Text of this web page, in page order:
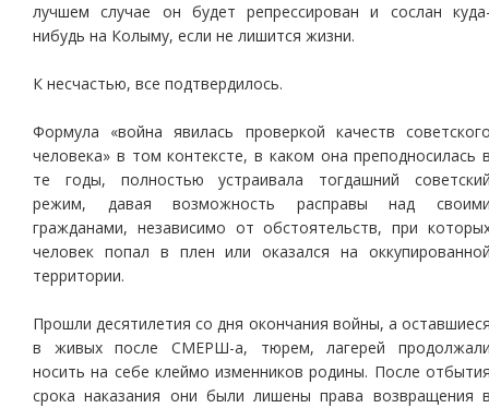
лучшем случае он будет репрессирован и сослан
нибудь на Колыму, если не лишится жизни.
К несчастью, все подтвердилось.
Формула «война явилась проверкой качеств
человека» в том контексте, в каком она преподносилась
те годы, полностью устраивала тогдашний
режим, давая возможность расправы над
гражданами, независимо от обстоятельств, при
человек попал в плен или оказался на
территории.
Прошли десятилетия со дня окончания войны, а
в живых после СМЕРШ-а, тюрем, лагерей
носить на себе клеймо изменников родины. После
срока наказания они были лишены права возвращения